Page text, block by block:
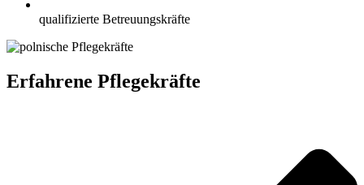
qualifizierte Betreuungskräfte
Erfahrene Pflegekräfte